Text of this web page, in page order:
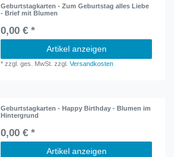
Geburtstagkarten - Zum Geburtstag alles Liebe
- Brief mit Blumen
0,00 € *
Artikel anzeigen
*zzgl. ges. MwSt. zzgl.Versandkosten
Geburtstagkarten - Happy Birthday - Blumen im
Hintergrund
0,00 € *
Artikel anzeigen